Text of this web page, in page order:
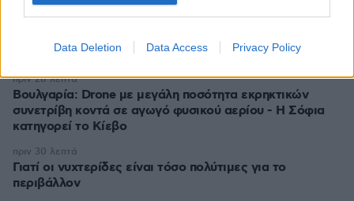
Data Deletion Data Access Privacy Policy
Συνελήφθη ανήλικος μαθητής στη Φλόριντα: Σχεδίαζε
ληστεία με φίλο του, βρέθηκαν αυτοσχέδια όπλα και
εκρηκτικοί μηχανισμοί στο δωμάτιό του
πριν 28 λεπτά
Βουλγαρία: Drone με μεγάλη ποσότητα εκρηκτικών
συνετρίβη κοντά σε αγωγό φυσικού αερίου - Η Σόφια
κατηγορεί το Κίεβο
πριν 28 λεπτά
Γιατί οι νυχτερίδες είναι τόσο πολύτιμες για το
περιβάλλον
πριν 30 λεπτά